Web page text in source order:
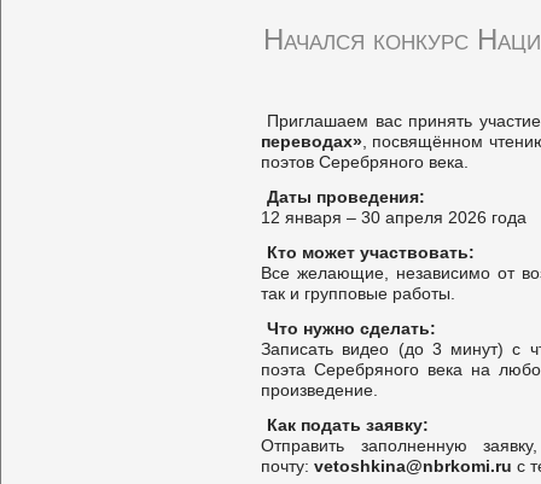
Начался конкурс
Приглашаем вас принять
переводах» , посвящённом
поэтов Серебряного века.
Даты проведения:
12 января – 30 апреля 2026 года
Кто может участвовать:
Все желающие, независимо от
так и групповые работы.
Что нужно сделать:
Записать видео (до 3 минут) с
поэта Серебряного века на
произведение.
Как подать заявку:
Отправить заполненную
почту: vetoshkina@nbrkomi.ru с